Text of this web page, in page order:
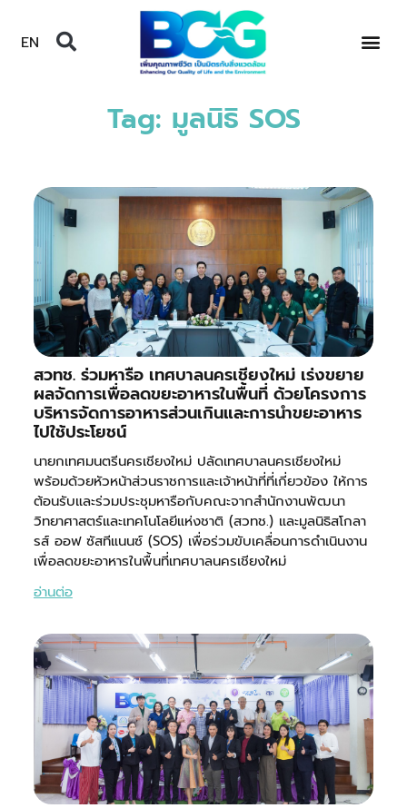
EN
Tag: มูลนิธิ SOS
สวทช. ร่วมหารือ เทศบาลนครเชียงใหม่ เร่งขยาย
ผลจัดการเพื่อลดขยะอาหารในพื้นที่ ด้วยโครงการ
บริหารจัดการอาหารส่วนเกินและการนำขยะอาหาร
ไปใช้ประโยชน์
นายกเทศมนตรีนครเชียงใหม่ ปลัดเทศบาลนครเชียงใหม่
พร้อมด้วยหัวหน้าส่วนราชการและเจ้าหน้าที่ที่เกี่ยวข้อง ให้การ
ต้อนรับและร่วมประชุมหารือกับคณะจากสำนักงานพัฒนา
วิทยาศาสตร์และเทคโนโลยีแห่งชาติ (สวทช.) และมูลนิธิสโกลา
รส์ ออฟ ซัสทีแนนซ์ (SOS) เพื่อร่วมขับเคลื่อนการดำเนินงาน
เพื่อลดขยะอาหารในพื้นที่เทศบาลนครเชียงใหม่
อ่านต่อ